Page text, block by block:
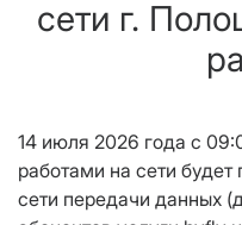
сети г.
14 июля 2026 года с
работами на сети
сети передачи данных